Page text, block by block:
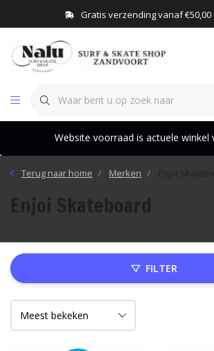
Gratis verzending vanaf €50,00
Website voorraad is actuele winkel
Terug naar home Merken Enjoi
Enjoi Skateboard
FILTER